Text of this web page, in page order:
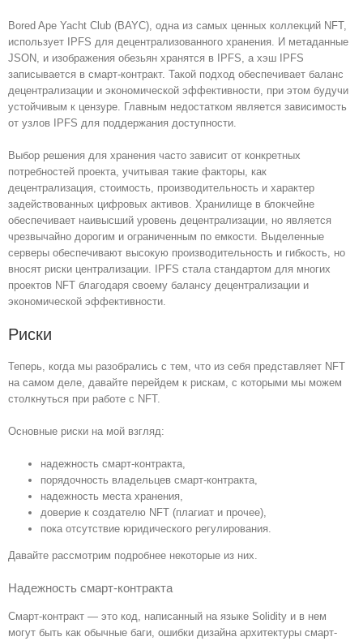
Bored Ape Yacht Club (BAYC), одна из самых ценных коллекций NFT,
использует IPFS для децентрализованного хранения. И метаданные
JSON, и изображения обезьян хранятся в IPFS, а хэш IPFS
записывается в смарт-контракт. Такой подход обеспечивает баланс
децентрализации и экономической эффективности, при этом будучи
устойчивым к цензуре. Главным недостатком является зависимость
от узлов IPFS для поддержания доступности.
Выбор решения для хранения часто зависит от конкретных
потребностей проекта, учитывая такие факторы, как
децентрализация, стоимость, производительность и характер
задействованных цифровых активов. Хранилище в блокчейне
обеспечивает наивысший уровень децентрализации, но является
чрезвычайно дорогим и ограниченным по емкости. Выделенные
серверы обеспечивают высокую производительность и гибкость, но
вносят риски централизации. IPFS стала стандартом для многих
проектов NFT благодаря своему балансу децентрализации и
экономической эффективности.
Риски
Теперь, когда мы разобрались с тем, что из себя представляет NFT
на самом деле, давайте перейдем к рискам, с которыми мы можем
столкнуться при работе с NFT.
Основные риски на мой взгляд:
надежность смарт-контракта,
порядочность владельцев смарт-контракта,
надежность места хранения,
доверие к создателю NFT (плагиат и прочее),
пока отсутствие юридического регулирования.
Давайте рассмотрим подробнее некоторые из них.
Надежность смарт-контракта
Смарт-контракт — это код, написанный на языке Solidity и в нем
могут быть как обычные баги, ошибки дизайна архитектуры смарт-